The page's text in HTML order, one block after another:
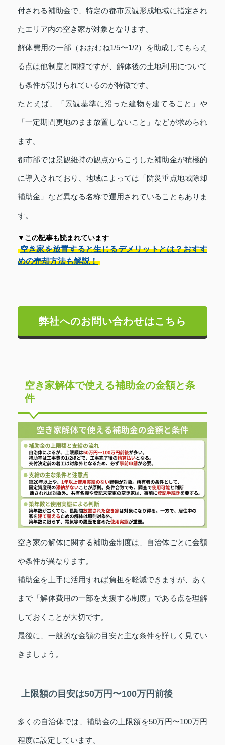
付される補助金で、特定の都市景観形成地域に指定され
たエリア内の空き家が対象となります。
解体費用の一部（おおむね1/5〜1/2）を助成してもらえ
る点は他制度と同様ですが、解体後の土地利用について
も条件が設けられているのが特徴です。
たとえば、「景観基準に沿った建物を建てること」や
「一定期間更地のまま放置しないこと」などが求められ
ます。
都市部では景観維持の観点からこうした補助金が積極的
に導入されており、地域によっては「防災重点地域除却
補助金」など異なる名称で運用されていることもありま
す。
▼この記事も読まれています
空き家を放置すると生じるデメリットとは？おすす
めの売却方法も解説！
弊社へのお問い合わせはこちら
空き家解体で使える補助金の金額と条
件
空き家の解体に関する補助金制度は、自治体ごとに金額
や条件が異なります。
補助金を上手に活用すれば負担を軽減できますが、あく
まで「解体費用の一部を支援する制度」である点を理解
しておくことが大切です。
最後に、一般的な金額の目安と主な条件を詳しく見てい
きましょう。
上限額の目安は50万円〜100万円前後
多くの自治体では、補助金の上限額を50万円〜100万円
程度に設定しています。